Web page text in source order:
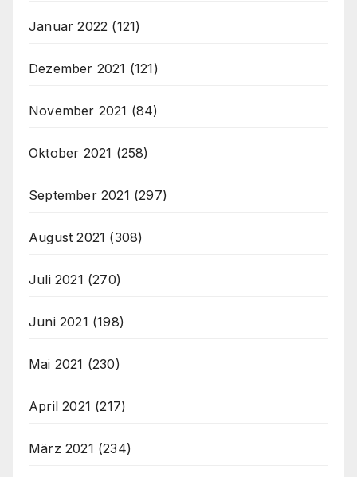
Januar 2022 (121)
Dezember 2021 (121)
November 2021 (84)
Oktober 2021 (258)
September 2021 (297)
August 2021 (308)
Juli 2021 (270)
Juni 2021 (198)
Mai 2021 (230)
April 2021 (217)
März 2021 (234)